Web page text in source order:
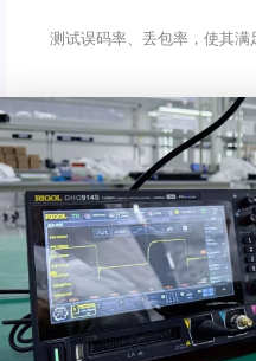
测试误码率、丢包率，使其满